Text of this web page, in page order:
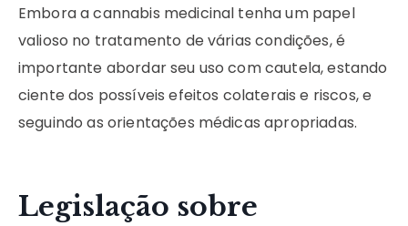
Embora a cannabis medicinal tenha um papel
valioso no tratamento de várias condições, é
importante abordar seu uso com cautela, estando
ciente dos possíveis efeitos colaterais e riscos, e
seguindo as orientações médicas apropriadas.
Legislação sobre